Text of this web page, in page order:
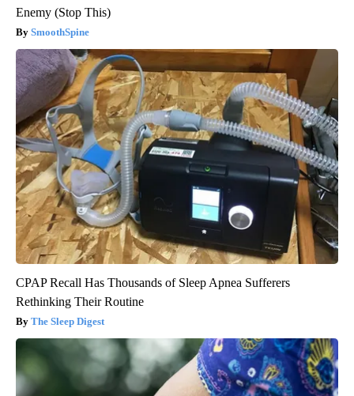
Enemy (Stop This)
SmoothSpine
CPAP Recall Has Thousands of Sleep Apnea Sufferers
Rethinking Their Routine
The Sleep Digest